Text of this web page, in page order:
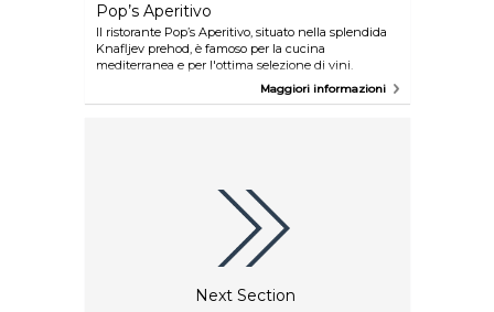
Pop’s Aperitivo
Il ristorante Pop’s Aperitivo, situato nella splendida
Knafljev prehod, è famoso per la cucina
mediterranea e per l'ottima selezione di vini.
All'interno della veranda riscaldata ricoperta di vetro
si svolgono eventi serali in cui potrete gustare
Maggiori informazioni
Next Section